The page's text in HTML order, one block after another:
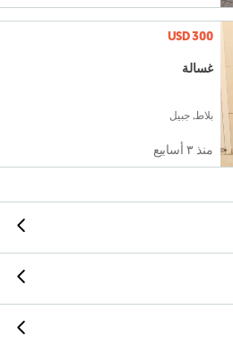
USD 300
غسالة
بلاط, جبيل
منذ ٣ أسابيع